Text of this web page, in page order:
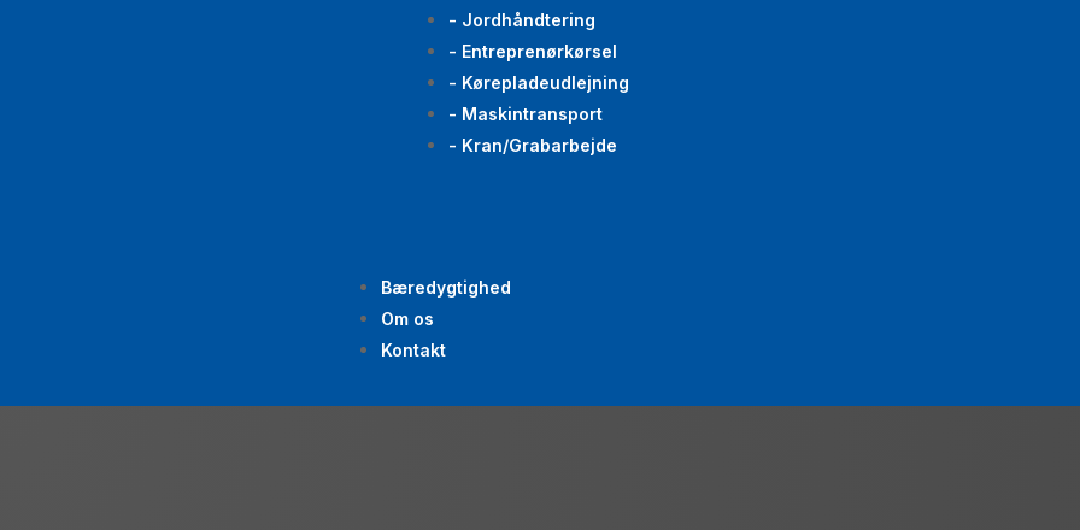
- Jordhåndtering
- Entreprenørkørsel
- Kørepladeudlejning
- Maskintransport
- Kran/Grabarbejde
Bæredygtighed
Om os
Kontakt